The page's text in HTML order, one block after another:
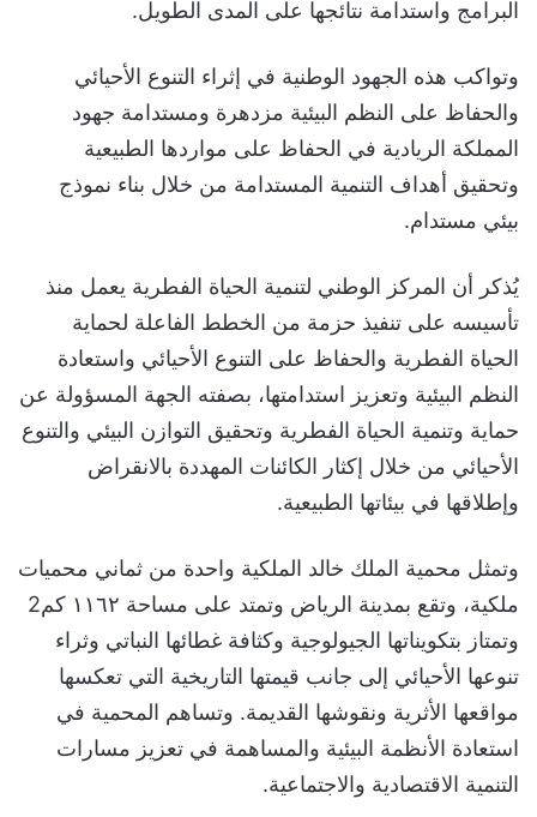
البرامج واستدامة نتائجها على المدى الطويل.
وتواكب هذه الجهود الوطنية في إثراء التنوع الأحيائي
والحفاظ على النظم البيئية مزدهرة ومستدامة جهود
المملكة الريادية في الحفاظ على مواردها الطبيعية
وتحقيق أهداف التنمية المستدامة من خلال بناء نموذج
بيئي مستدام.
يُذكر أن المركز الوطني لتنمية الحياة الفطرية يعمل منذ
تأسيسه على تنفيذ حزمة من الخطط الفاعلة لحماية
الحياة الفطرية والحفاظ على التنوع الأحيائي واستعادة
النظم البيئية وتعزيز استدامتها، بصفته الجهة المسؤولة عن
حماية وتنمية الحياة الفطرية وتحقيق التوازن البيئي والتنوع
الأحيائي من خلال إكثار الكائنات المهددة بالانقراض
وإطلاقها في بيئاتها الطبيعية.
وتمثل محمية الملك خالد الملكية واحدة من ثماني محميات
ملكية، وتقع بمدينة الرياض وتمتد على مساحة ١١٦٢ كم2
وتمتاز بتكويناتها الجيولوجية وكثافة غطائها النباتي وثراء
تنوعها الأحيائي إلى جانب قيمتها التاريخية التي تعكسها
مواقعها الأثرية ونقوشها القديمة. وتساهم المحمية في
استعادة الأنظمة البيئية والمساهمة في تعزيز مسارات
التنمية الاقتصادية والاجتماعية.